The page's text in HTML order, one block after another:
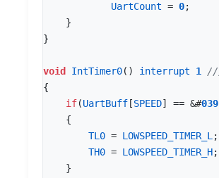
UartCount = 0;
}
}
void IntTimer0() interrupt 1
{
if(UartBuff [SPEED] == &#039
{
TL0 = LOWSPEED_TIMER_L;
TH0 = LOWSPEED_TIMER_H;
}